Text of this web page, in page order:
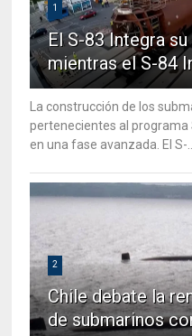
1
El S-83 Integra
mientras el S-84
La construcción de los
pertenecientes al programa
en una fase avanzada. El S-...
2
Chile debate la
de submarinos